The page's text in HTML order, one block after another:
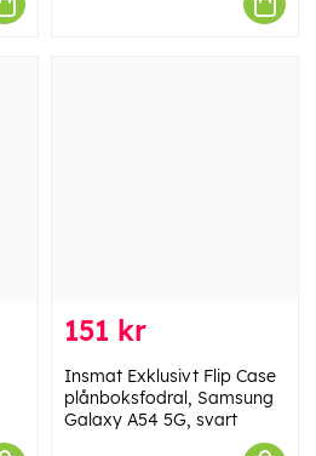
151 kr
Insmat Exklusivt Flip Case
plånboksfodral, Samsung
Galaxy A54 5G, svart